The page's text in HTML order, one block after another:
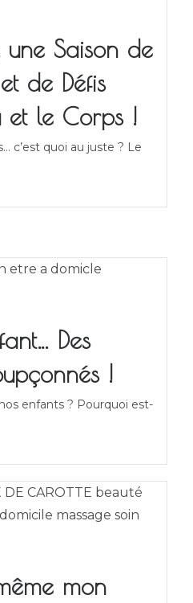
une Saison de
de Défis
et le Corps !
c’est quoi au juste ? Le
Des
!
enfants ? Pourquoi est-
mon